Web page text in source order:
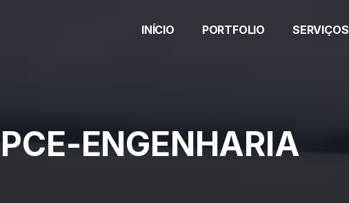
INÍCIO PORTFOLIO SERVIÇOS
PCE-ENGENHARIA